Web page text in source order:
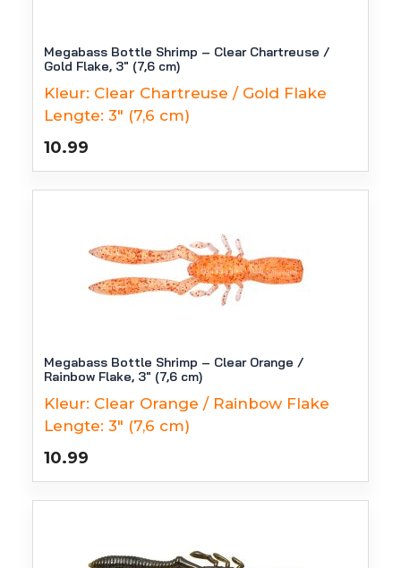
Megabass Bottle Shrimp – Clear Chartreuse /
Gold Flake, 3″ (7,6 cm)
Kleur: Clear Chartreuse / Gold Flake
Lengte: 3" (7,6 cm)
10.99
Megabass Bottle Shrimp – Clear Orange /
Rainbow Flake, 3″ (7,6 cm)
Kleur: Clear Orange / Rainbow Flake
Lengte: 3" (7,6 cm)
10.99